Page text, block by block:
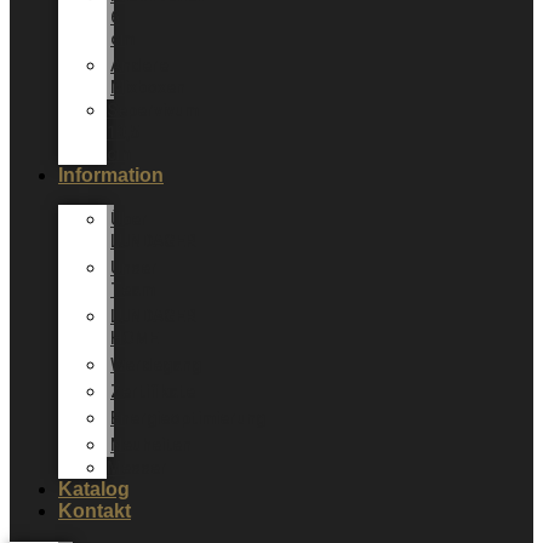
6
cm
Andere
Mixboxen
Information
Über
Unser
Team
HOME
Werdegang
Zertifikate
Energieoptimierung
Neuheiten
Katalog
Kontakt